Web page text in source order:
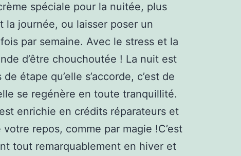
spéciale pour la nuitée, plus
la journée, ou laisser poser un
par semaine. Avec le stress et la
d’être chouchoutée ! La nuit est
étape qu’elle s’accorde, c’est de
se regénère en toute tranquillité.
enrichie en crédits réparateurs et
repos, comme par magie !C’est
tout remarquablement en hiver et